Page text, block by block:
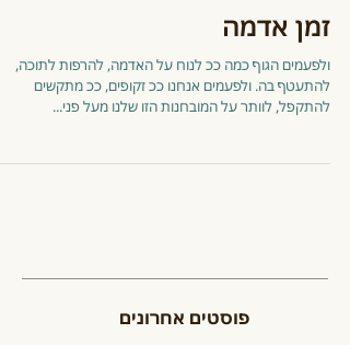
זמן אדמה
ולפעמים הגוף כמה ככ לנוח על האדמה, להרפות לתוכה,
להתעטף בה. ולפעמים אנחנו ככ זקופים, ככ מתקשים
להתקפל, לוותר על המובחנות הזו שלנו מעל פני...
פוסטים אחרונים